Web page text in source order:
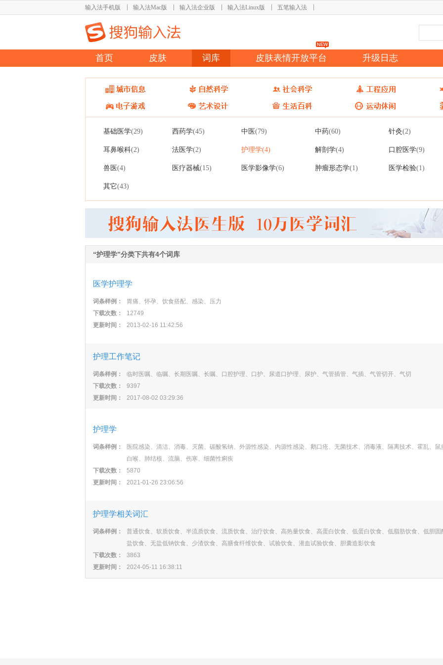
输入法手机版 输入法Mac版 输入法企业版 输入法Linux版 五笔输入法
首页 皮肤 词库 皮肤表情开放平台 升级日志
基础医学(29) 西药学(45) 中医(79) 中药(60) 针灸(2)
耳鼻喉科(2) 法医学(2) 护理学(4) 解剖学(4) 口腔医学(9)
兽医(4) 医疗器械(15) 医学影像学(6) 肿瘤形态学(1) 医学检验(1)
其它(43)
“护理学”分类下共有4个词库
医学护理学
词条样例：
胃痛、怀孕、饮食搭配、感染、压力
下载次数：
12749
更新时间：
2013-02-16 11:42:56
护理工作笔记
词条样例：
临时医嘱、临嘱、长期医嘱、长嘱、口腔护理、口护、尿道口护理、尿护、气管插管、气插、气管切开、气切
下载次数：
9397
更新时间：
2017-08-02 03:29:36
护理学
词条样例：
医院感染、清洁、消毒、灭菌、碳酸氢钠、外源性感染、内源性感染、鹅口疮、无菌技术、消毒液、隔离技术、霍乱、鼠
白喉、肺结核、流脑、伤寒、细菌性痢疾
下载次数：
5870
更新时间：
2021-01-26 23:06:56
护理学相关词汇
词条样例：
普通饮食、软质饮食、半流质饮食、流质饮食、治疗饮食、高热量饮食、高蛋白饮食、低蛋白饮食、低脂肪饮食、低胆固
盐饮食、无盐低钠饮食、少渣饮食、高膳食纤维饮食、试验饮食、潜血试验饮食、胆囊造影饮食
下载次数：
3863
更新时间：
2024-05-11 16:38:11